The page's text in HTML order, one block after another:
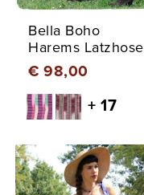
Bella Boho
Harems Latzhose
€ 98,00
+ 17